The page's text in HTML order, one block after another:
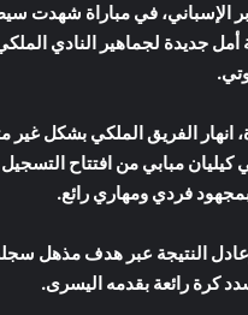
الإسباني، في مباراة شهدت
جديدة لجماهير النادي
انهار الفريق الملكي بشكل غير
مبابي من افتتاح التسجيل
فردي ومهاري رائع.
النتيجة عبر هدف مذهل
كرة رائعة بقدمه اليسرى.